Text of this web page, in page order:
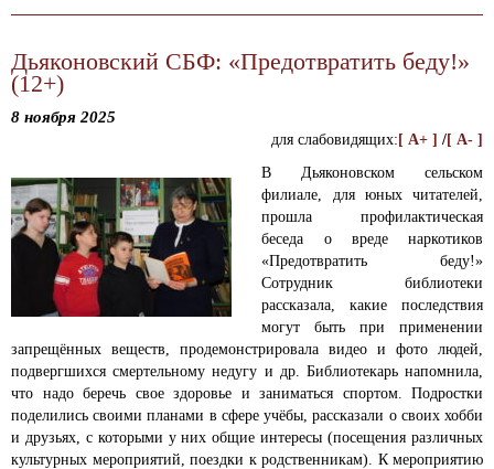
Дьяконовский СБФ: «Предотвратить беду!»
(12+)
8 ноября 2025
для слабовидящих: [ A+ ] /[ A- ]
В Дьяконовском сельском
филиале, для юных читателей,
прошла профилактическая
беседа о вреде наркотиков
«Предотвратить беду!»
Сотрудник библиотеки
рассказала, какие последствия
могут быть при применении
запрещённых веществ, продемонстрировала видео и фото людей,
подвергшихся смертельному недугу и др. Библиотекарь напомнила,
что надо беречь свое здоровье и заниматься спортом. Подростки
поделились своими планами в сфере учёбы, рассказали о своих хобби
и друзьях, с которыми у них общие интересы (посещения различных
культурных мероприятий, поездки к родственникам). К мероприятию